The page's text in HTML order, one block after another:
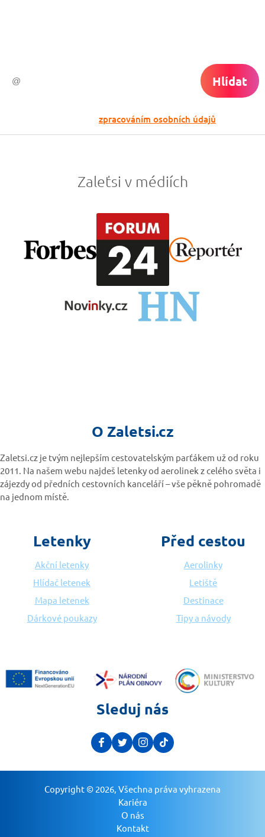
Hlídat
zpracováním osobních údajů
Zaleťsi v médiích
O Zaletsi.cz
Zaletsi.cz je tvým nejlepším cestovatelským parťákem už od roku
2011. Na našem webu najdeš letenky od aerolinek z celého světa i
zájezdy od předních cestovních kanceláří – vše pěkně pohromadě
na jednom místě.
Letenky
Akční letenky
Hlídač letenek
Mapa letenek
Dárkové poukazy
Před cestou
Aerolinky
Letiště
Destinace
Tipy a návody
Sleduj nás
Copyright © 2026, Všechna práva vyhrazena
Kariéra
O nás
Kontakt